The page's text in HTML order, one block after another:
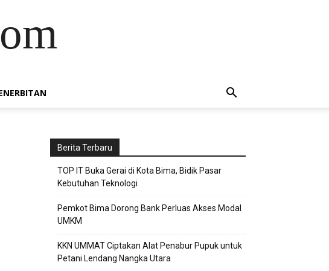
Berita Terbaru
TOP IT Buka Gerai di Kota Bima, Bidik Pasar
Kebutuhan Teknologi
Pemkot Bima Dorong Bank Perluas Akses Modal
UMKM
KKN UMMAT Ciptakan Alat Penabur Pupuk untuk
Petani Lendang Nangka Utara